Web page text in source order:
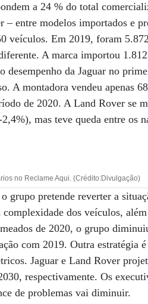
a 24 % do total
– entre modelos importados e
veículos. Em 2019, foram
A marca importou
desempenho da Jaguar no
A montadora vendeu apenas
de 2020. A Land Rover se
mas teve queda entre os
no Reclame Aqui. (Crédito:Divulgação)
grupo pretende reverter a
dos veículos,
de 2020, o grupo
com 2019. Outra estratégia
Jaguar e Land Rover
respectivamente. Os
de problemas vai diminuir.